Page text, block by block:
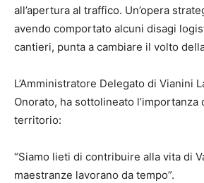
all’apertura al traffico. Un’opera
avendo comportato alcuni disagi
cantieri, punta a cambiare il volto
L’Amministratore Delegato di Vianini
Onorato, ha sottolineato l’importanza
territorio:
“Siamo lieti di contribuire alla vita di
maestranze lavorano da tempo”.